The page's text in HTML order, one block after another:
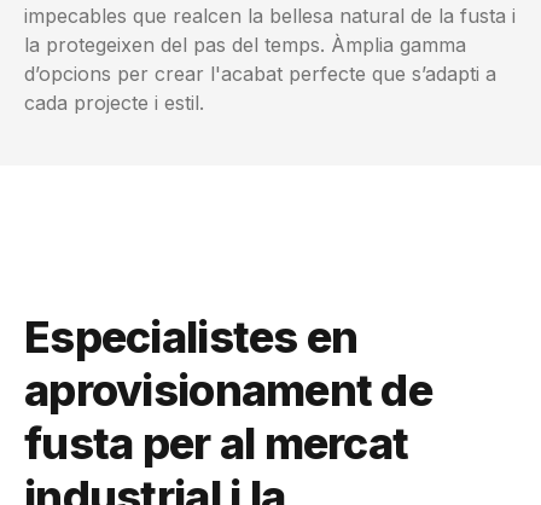
impecables que realcen la bellesa natural de la fusta i
la protegeixen del pas del temps. Àmplia gamma
d’opcions per crear l'acabat perfecte que s’adapti a
cada projecte i estil.
Especialistes en
aprovisionament de
fusta per al mercat